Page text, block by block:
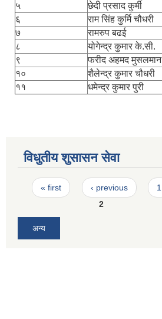
५
छेदी प्रसाद कुर्मी
६
राम सिंह कुर्मि चौधरी
७
रामरुप बढई
८
योगेन्द्र कुमार के.सी.
९
फरीद अहमद मुसलमान
१०
शैलेन्द्र कुमार चौधरी
११
धमेन्द्र कुमार पुरी
विधुतीय शुसासन सेवा
Pages
« first ‹ previous
1
2
अन्य